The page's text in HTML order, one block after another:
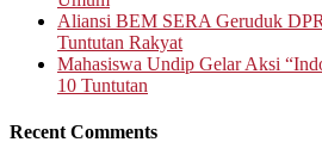
Aliansi BEM SERA Geruduk
Tuntutan Rakyat
Mahasiswa Undip Gelar Aksi
10 Tuntutan
Recent Comments